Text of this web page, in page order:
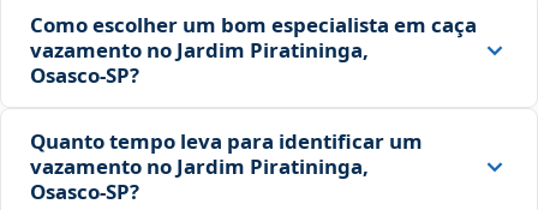
Como escolher um bom especialista em caça
vazamento no Jardim Piratininga,
Osasco‑SP?
Quanto tempo leva para identificar um
vazamento no Jardim Piratininga,
Osasco‑SP?